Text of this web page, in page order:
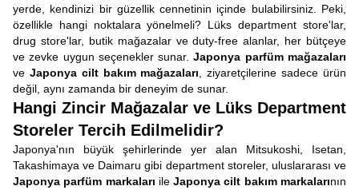
yerde, kendinizi bir güzellik cennetinin içinde bulabilirsiniz. Peki,
özellikle hangi noktalara yönelmeli? Lüks department store'lar,
drug store'lar, butik mağazalar ve duty-free alanlar, her bütçeye
ve zevke uygun seçenekler sunar.Japonya parfüm mağazaları
ve Japonya cilt bakım mağazaları , ziyaretçilerine sadece ürün
değil, aynı zamanda bir deneyim de sunar.
Hangi Zincir Mağazalar ve Lüks Department
Storeler Tercih Edilmelidir?
Japonya'nın büyük şehirlerinde yer alan Mitsukoshi, Isetan,
Takashimaya ve Daimaru gibi department storeler, uluslararası ve
Japonya parfüm markaları ileJaponya cilt bakım markalarının